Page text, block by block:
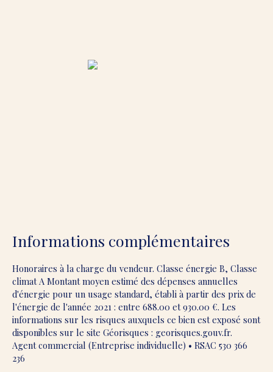
Informations complémentaires
Honoraires à la charge du vendeur. Classe énergie B, Classe
climat A Montant moyen estimé des dépenses annuelles
d'énergie pour un usage standard, établi à partir des prix de
l'énergie de l'année 2021 : entre 688.00 et 930.00 €. Les
informations sur les risques auxquels ce bien est exposé sont
disponibles sur le site Géorisques : georisques.gouv.fr.
Agent commercial (Entreprise individuelle) • RSAC 530 366
236